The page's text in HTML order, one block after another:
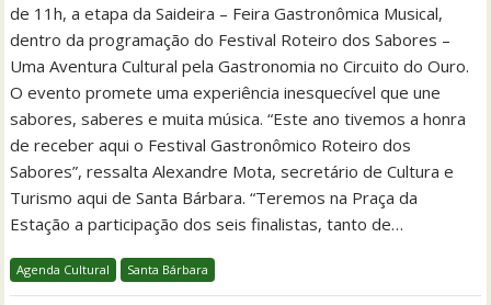
de 11h, a etapa da Saideira – Feira Gastronômica Musical,
dentro da programação do Festival Roteiro dos Sabores –
Uma Aventura Cultural pela Gastronomia no Circuito do Ouro.
O evento promete uma experiência inesquecível que une
sabores, saberes e muita música. “Este ano tivemos a honra
de receber aqui o Festival Gastronômico Roteiro dos
Sabores”, ressalta Alexandre Mota, secretário de Cultura e
Turismo aqui de Santa Bárbara. “Teremos na Praça da
Estação a participação dos seis finalistas, tanto de…
Agenda Cultural Santa Bárbara